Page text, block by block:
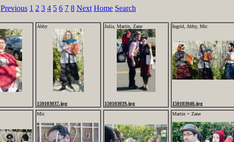
Previous 1 2 3 4 5 6 7 8 Next Home Search
Abby
150103037.jpg
Julia, Martin, Zane
150103039.jpg
Ingrid, Abby, Mic
150103040.jpg
Mic Martin + Zane